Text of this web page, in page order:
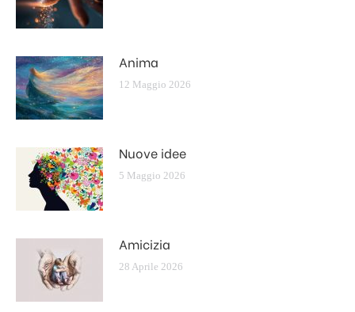
Anima
12 Maggio 2026
Nuove idee
5 Maggio 2026
Amicizia
28 Aprile 2026